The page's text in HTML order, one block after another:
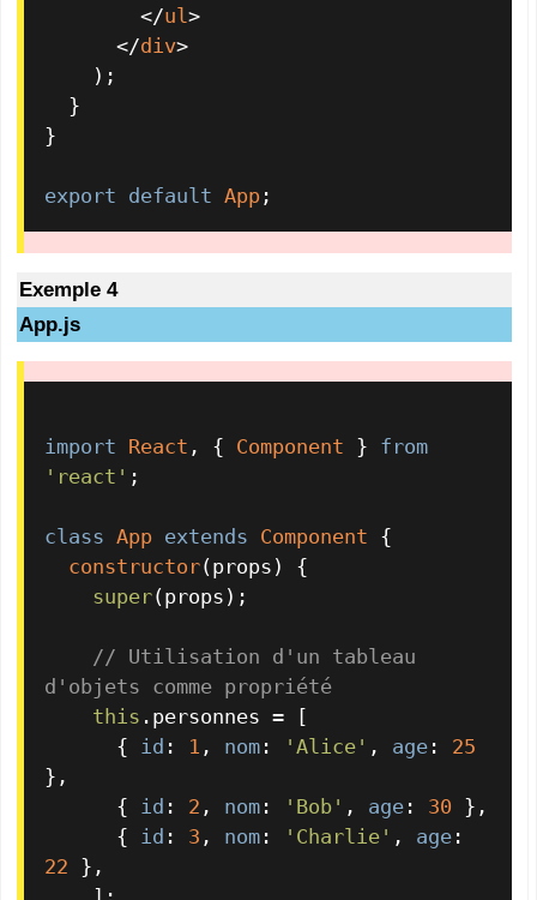
</ul>
</div>
}
export default App ;
Exemple 4
App.js
import React , { Component } from
'react' ;
class App extends Component {
constructor(props ) {
super(props);
// Utilisation d'un tableau
d'objets comme propriété
this . personnes = [
      {
id : 1 , nom : 'Alice' , age : 25
},
      {
id : 2 , nom : 'Bob' , age : 30 },
      {
id : 3 , nom : 'Charlie' , age
22 },